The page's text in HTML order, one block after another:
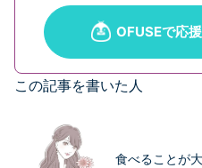
この記事を書いた人
食べることが